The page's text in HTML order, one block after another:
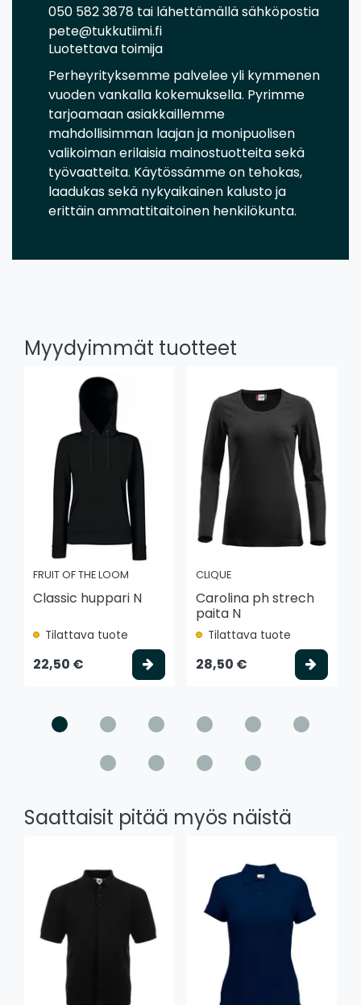
050 582 3878 tai lähettämällä sähköpostia
pete@tukkutiimi.fi
Luotettava toimija
Perheyrityksemme palvelee yli kymmenen
vuoden vankalla kokemuksella. Pyrimme
tarjoamaan asiakkaillemme
mahdollisimman laajan ja monipuolisen
valikoiman erilaisia mainostuotteita sekä
työvaatteita. Käytössämme on tehokas,
laadukas sekä nykyaikainen kalusto ja
erittäin ammattitaitoinen henkilökunta.
Myydyimmät tuotteet
FRUIT OF THE LOOM
Classic huppari N
Tilattava tuote
22,50 € Valitse vaihtoehto
CLIQUE
Carolina ph strech
paita N
Tilattava tuote
28,50 €
Saattaisit pitää myös näistä